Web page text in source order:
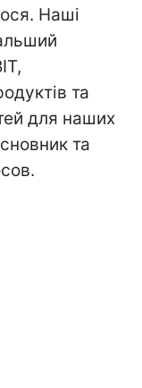
Наші
та
для наших
та